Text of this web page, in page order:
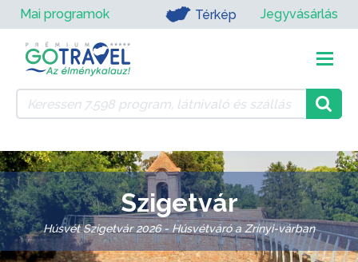
Mai programok Térkép Jegyvásárlás
Szigetvár
Húsvét Szigetvár 2026 - Húsvétváró a Zrínyi-várban